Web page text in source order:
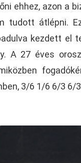
ehhez, azon a
tudott átlépni.
kezdett el
A 27 éves
3/6 1/6 6/3 6/